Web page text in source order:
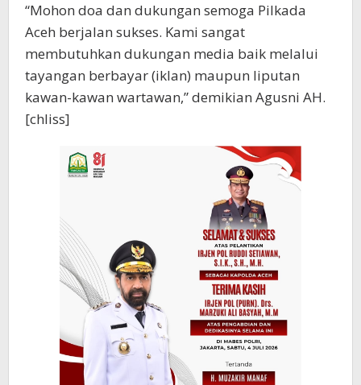
“Mohon doa dan dukungan semoga Pilkada
Aceh berjalan sukses. Kami sangat
membutuhkan dukungan media baik melalui
tayangan berbayar (iklan) maupun liputan
kawan-kawan wartawan,” demikian Agusni AH.
[chliss]